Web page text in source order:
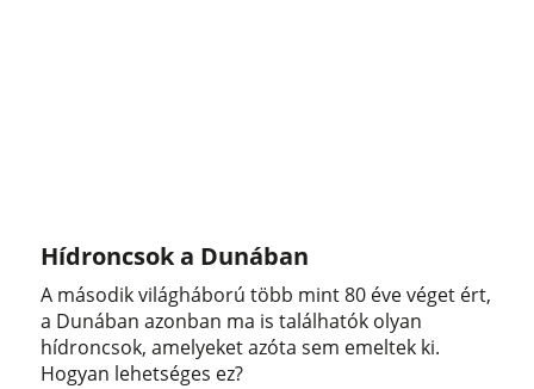
Hídroncsok a Dunában
A második világháború több mint 80 éve véget ért,
a Dunában azonban ma is találhatók olyan
hídroncsok, amelyeket azóta sem emeltek ki.
Hogyan lehetséges ez?